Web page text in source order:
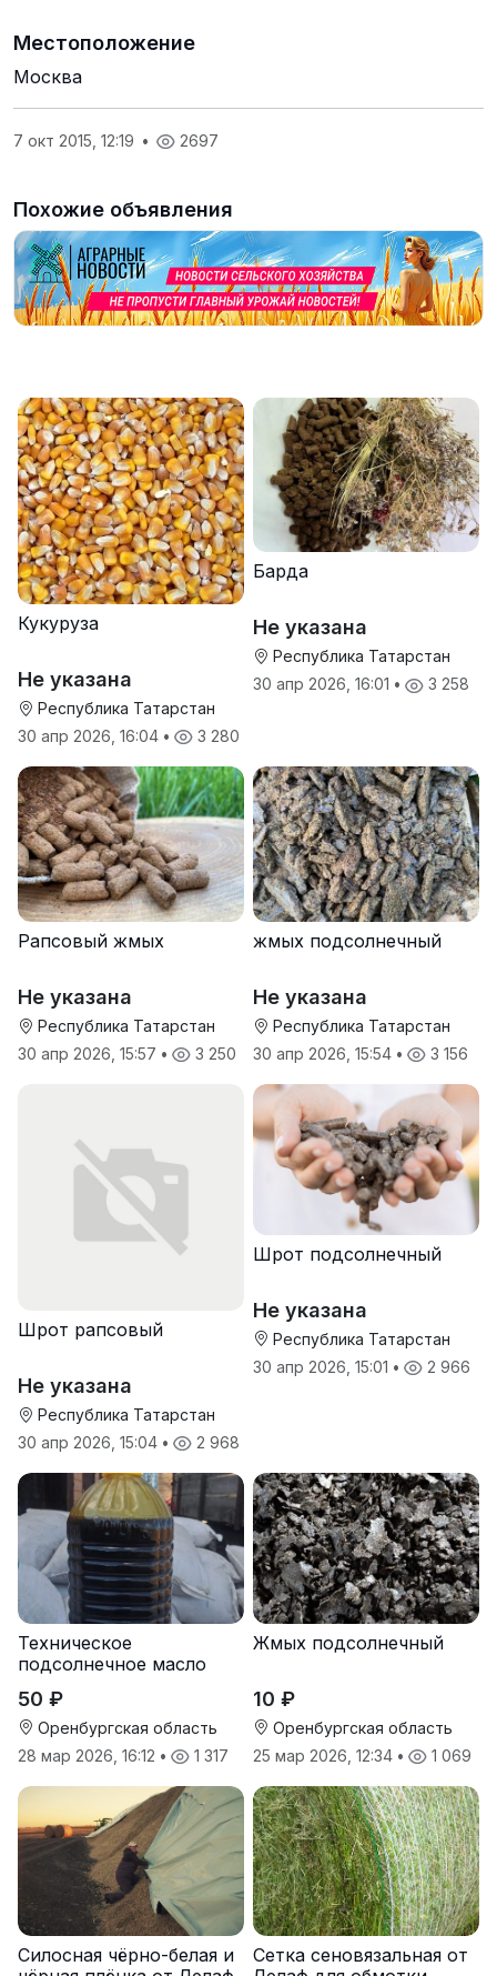
Местоположение
Москва
7 окт 2015, 12:19 • 2697
Похожие объявления
Кукуруза
Не указана
Республика Татарстан
30 апр 2026, 16:04 • 3 280
Барда
Не указана
Республика Татарстан
30 апр 2026, 16:01 • 3 258
Рапсовый жмых
Не указана
Республика Татарстан
30 апр 2026, 15:57 • 3 250
жмых подсолнечный
Не указана
Республика Татарстан
30 апр 2026, 15:54 • 3 156
Шрот рапсовый
Не указана
Республика Татарстан
30 апр 2026, 15:04 • 2 968
Шрот подсолнечный
Не указана
Республика Татарстан
30 апр 2026, 15:01 • 2 966
Техническое
подсолнечное масло
50 ₽
Оренбургская область
28 мар 2026, 16:12 • 1 317
Жмых подсолнечный
10 ₽
Оренбургская область
25 мар 2026, 12:34 • 1 069
Силосная чёрно-белая и
Сетка сеновязальная от